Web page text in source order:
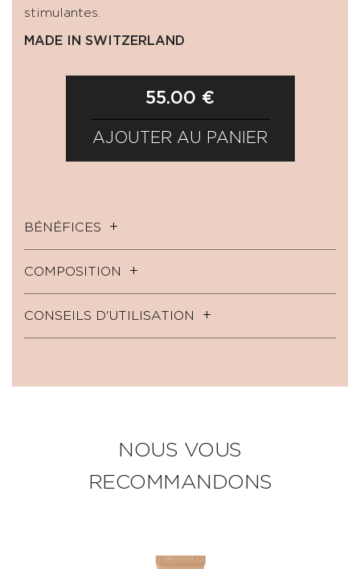
stimulantes.
MADE IN SWITZERLAND
55.00 €
AJOUTER AU PANIER
BÉNÉFICES
COMPOSITION
CONSEILS D'UTILISATION
NOUS VOUS
RECOMMANDONS